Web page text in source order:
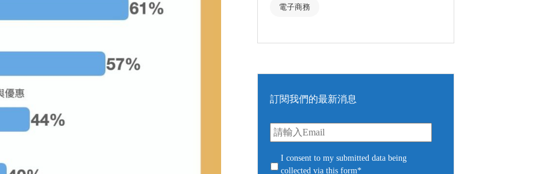
電子商務
訂閱我們的最新消息
E
m
a
lo
I consent to my submitted data being
collected via this form*